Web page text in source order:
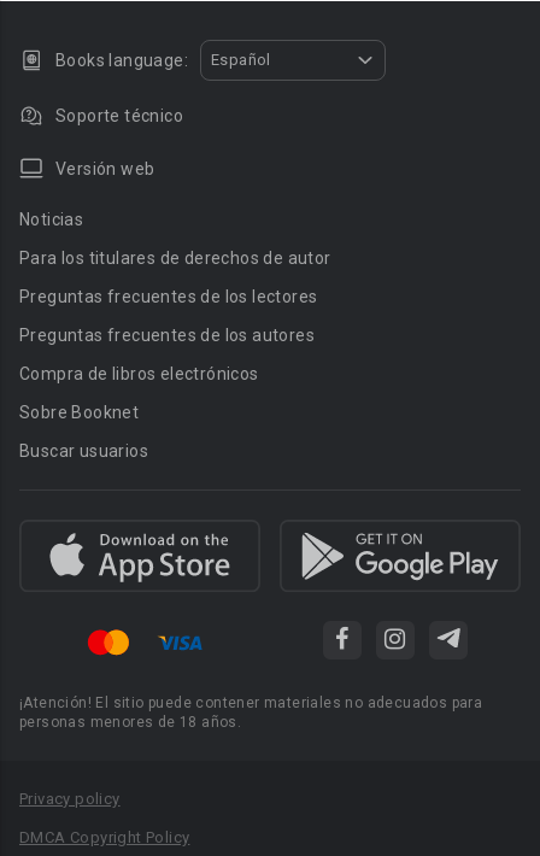
Books language: Español
Soporte técnico
Versión web
Noticias
Para los titulares de derechos de autor
Preguntas frecuentes de los lectores
Preguntas frecuentes de los autores
Compra de libros electrónicos
Sobre Booknet
Buscar usuarios
¡Atención! El sitio puede contener materiales no adecuados para
personas menores de 18 años.
Privacy policy
DMCA Copyright Policy